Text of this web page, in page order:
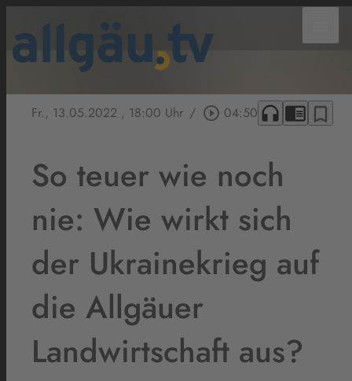
Fr., 13.05.2022 , 18:00 Uhr / play_circle_outline 04:50 headphones chrome_reader_mode bookmark_border
So teuer wie noch
nie: Wie wirkt sich
der Ukrainekrieg auf
die Allgäuer
Landwirtschaft aus?